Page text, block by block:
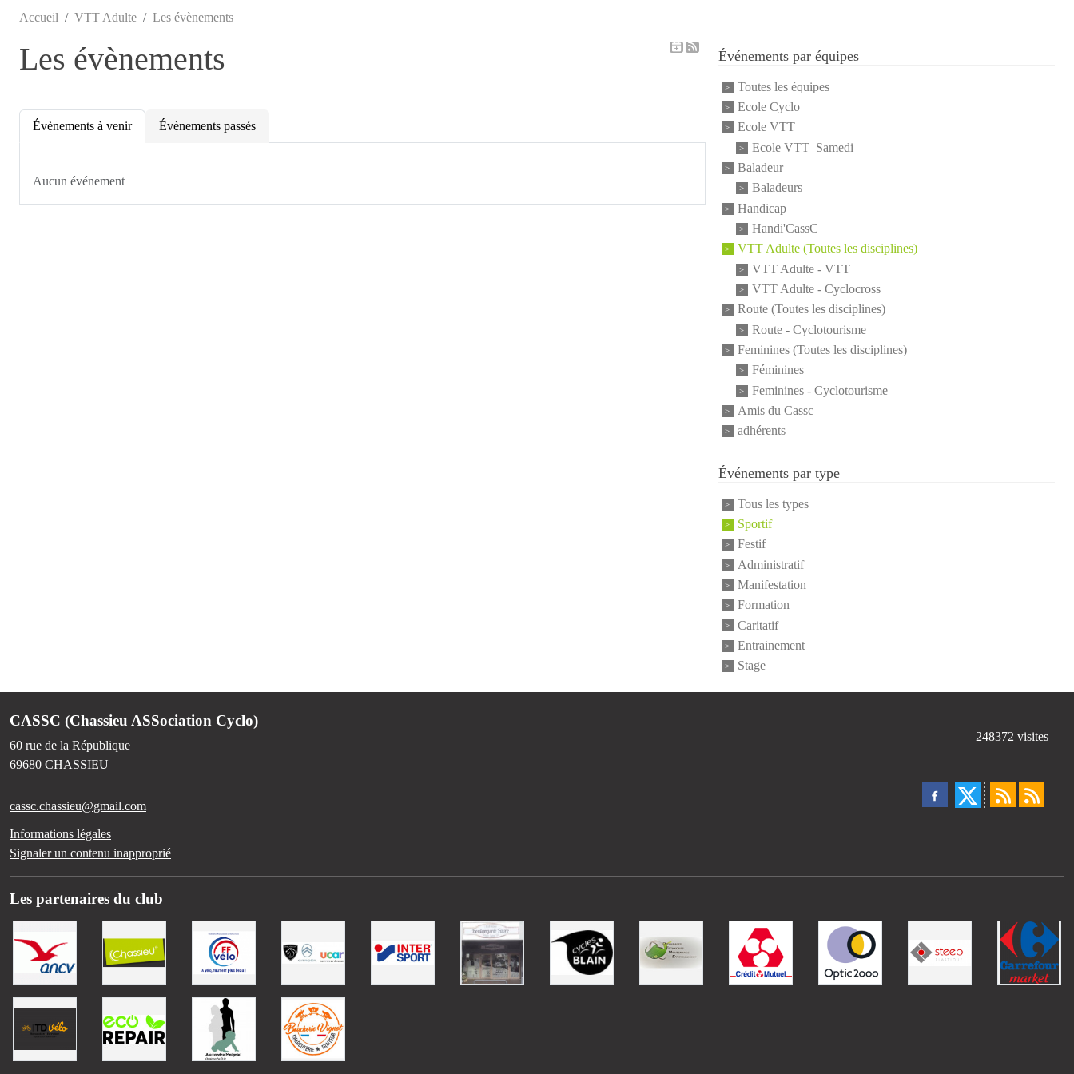
Accueil VTT Adulte Les évènements
Les évènements
Évènements à venir Évènements passés
Aucun événement
Événements par équipes
Toutes les équipes
Ecole Cyclo
Ecole VTT
Ecole VTT_Samedi
Baladeur
Baladeurs
Handicap
Handi'CassC
VTT Adulte (Toutes les disciplines)
VTT Adulte - VTT
VTT Adulte - Cyclocross
Route (Toutes les disciplines)
Route - Cyclotourisme
Feminines (Toutes les disciplines)
Féminines
Feminines - Cyclotourisme
Amis du Cassc
adhérents
Événements par type
Tous les types
Sportif
Festif
Administratif
Manifestation
Formation
Caritatif
Entrainement
Stage
CASSC (Chassieu ASSociation Cyclo)
60 rue de la République
69680 CHASSIEU
cassc.chassieu@gmail.com
Informations légales
Signaler un contenu inapproprié
248372 visites
Les partenaires du club